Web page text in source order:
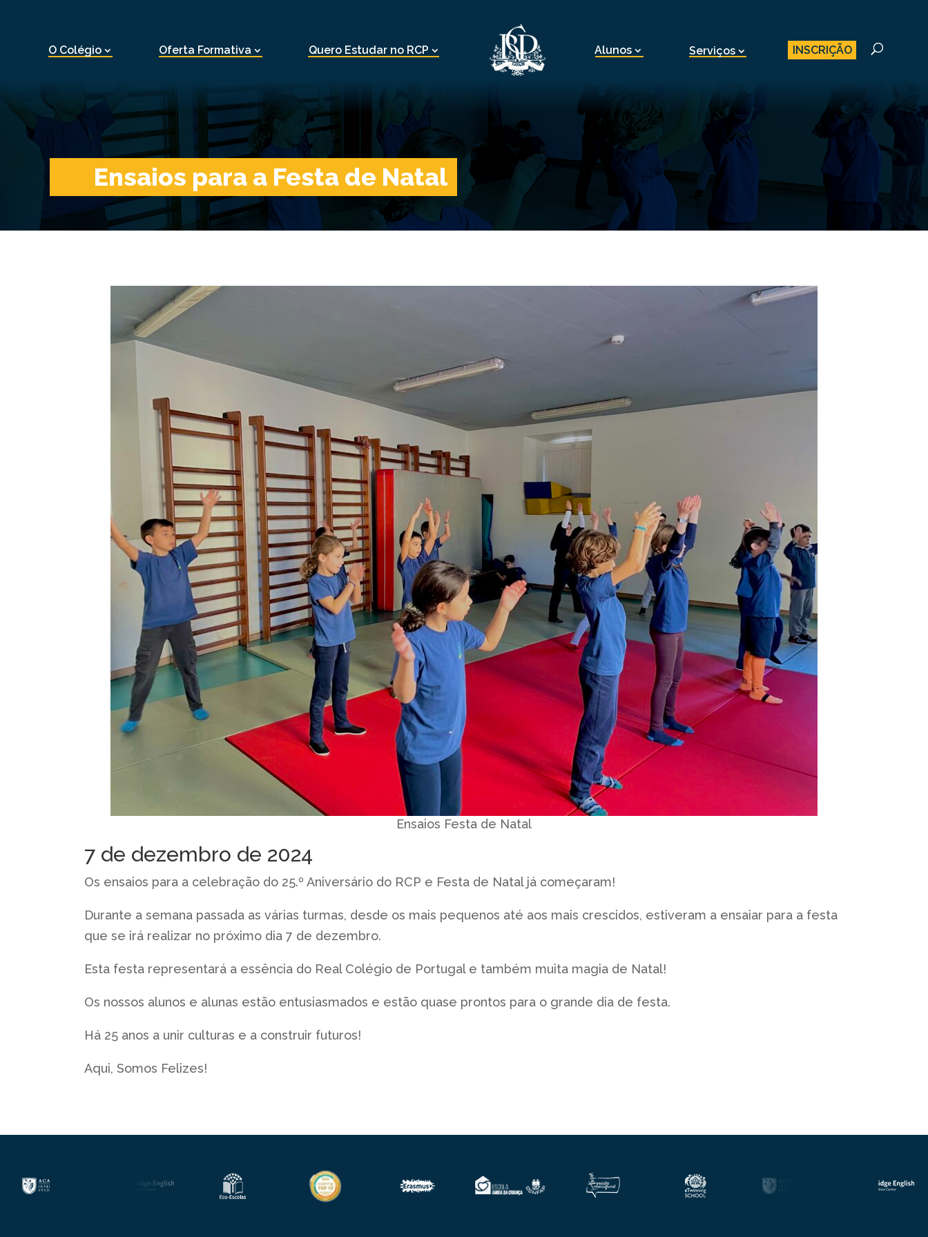
O Colégio Oferta Formativa Quero Estudar no RCP Alunos Serviços INSCRIÇÃO
Ensaios para a Festa de Natal
Ensaios Festa de Natal
7 de dezembro de 2024
Os ensaios para a celebração do 25.º Aniversário do RCP e Festa de Natal já começaram!
Durante a semana passada as várias turmas, desde os mais pequenos até aos mais crescidos, estiveram a ensaiar para a festa
que se irá realizar no próximo dia 7 de dezembro.
Esta festa representará a essência do Real Colégio de Portugal e também muita magia de Natal!
Os nossos alunos e alunas estão entusiasmados e estão quase prontos para o grande dia de festa.
Há 25 anos a unir culturas e a construir futuros!
Aqui, Somos Felizes!